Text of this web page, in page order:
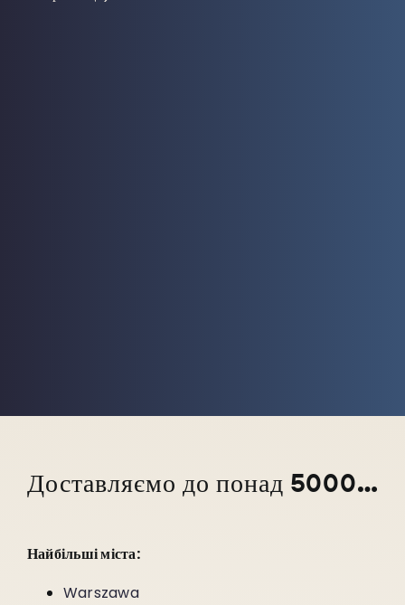
Доставляємо до понад 5000 населених пунктів по всій країні!
Найбільші міста:
Warszawa